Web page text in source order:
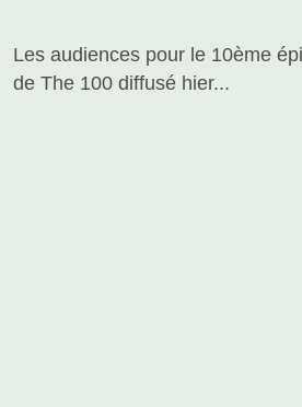
Les audiences pour le 10ème épisode de la saison 4
de The 100 diffusé hier...